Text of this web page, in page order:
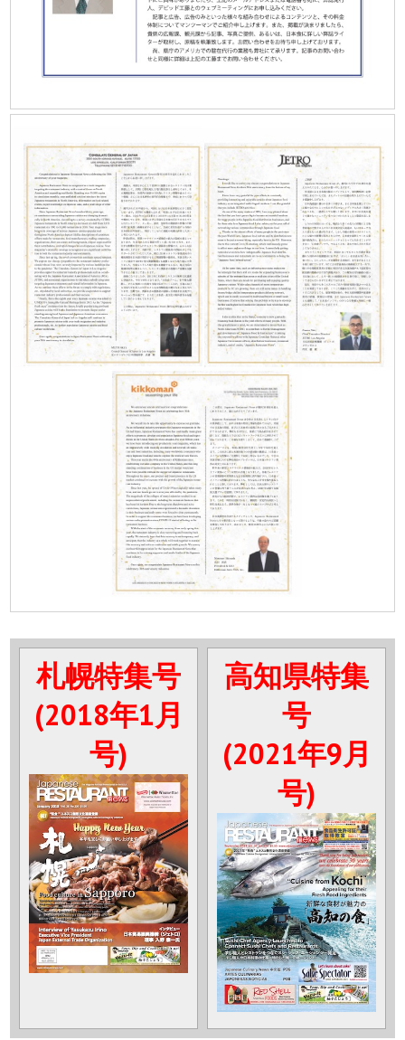
札幌特集号
(2018年1月
号)
高知県特集
号
(2021年9月
号)